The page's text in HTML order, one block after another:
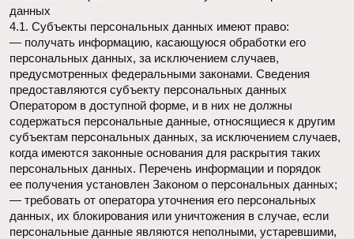
5.2. Электронный адрес.
5.3. Номера телефонов.
5.4. Год, месяц, дата и место рождения.
5.5. Адрес фактического места проживания и регистрации
по месту жительства и (или) по месту пребывания.
5.6. Также на сайте происходит сбор и обработка
обезличенных данных о посетителях (в т.ч. файлов
«cookie») с помощью сервисов интернет-статистики (Яндекс
Метрика и Гугл Аналитика и других).
5.7. Вышеперечисленные данные далее по тексту Политики
объединены общим понятием Персональные данные.
5.8. Обработка специальных категорий персональных
данных, касающихся расовой, национальной
принадлежности, политических взглядов, религиозных или
философских убеждений, интимной жизни, Оператором
не осуществляется.
5.9. Обработка персональных данных, разрешенных для
распространения, из числа специальных категорий